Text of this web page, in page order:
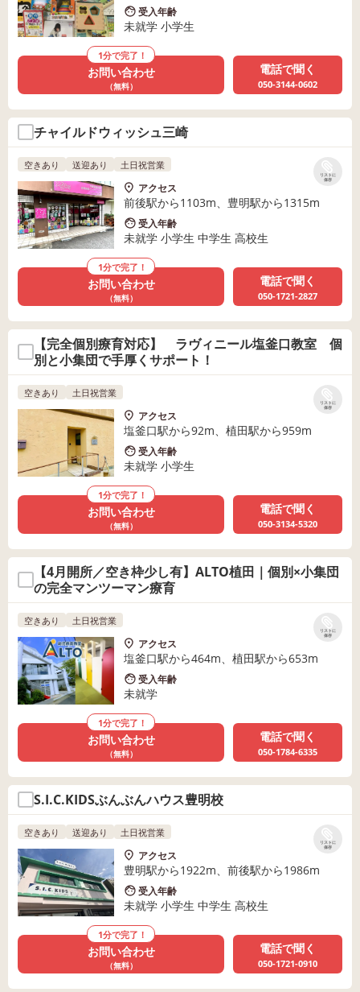
受入年齢
未就学 小学生
1分で完了！
お問い合わせ
（無料）
電話で聞く
050-3144-0602
チャイルドウィッシュ三崎
リストに
保存
空きあり 送迎あり 土日祝営業
アクセス
前後駅から1103m、豊明駅から1315m
受入年齢
未就学 小学生 中学生 高校生
1分で完了！
お問い合わせ
（無料）
電話で聞く
050-1721-2827
【完全個別療育対応】 ラヴィニール塩釜口教室 個
別と小集団で手厚くサポート！
リストに
保存
空きあり 土日祝営業
アクセス
塩釜口駅から92m、植田駅から959m
受入年齢
未就学 小学生
1分で完了！
お問い合わせ
（無料）
電話で聞く
050-3134-5320
【4月開所／空き枠少し有】ALTO植田｜個別×小集団
の完全マンツーマン療育
リストに
保存
空きあり 土日祝営業
アクセス
塩釜口駅から464m、植田駅から653m
受入年齢
未就学
1分で完了！
お問い合わせ
（無料）
電話で聞く
050-1784-6335
S.I.C.KIDSぶんぶんハウス豊明校
リストに
保存
空きあり 送迎あり 土日祝営業
アクセス
豊明駅から1922m、前後駅から1986m
受入年齢
未就学 小学生 中学生 高校生
1分で完了！
お問い合わせ
（無料）
電話で聞く
050-1721-0910